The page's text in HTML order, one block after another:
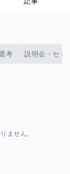
考 説明会・セミ
ません。